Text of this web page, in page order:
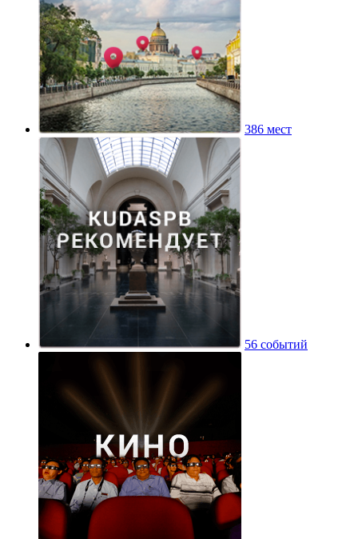
386 мест
56 событий